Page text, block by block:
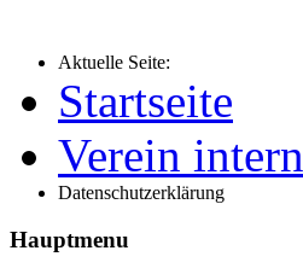
Aktuelle Seite:
Startseite
Verein intern
Datenschutzerklärung
Hauptmenu